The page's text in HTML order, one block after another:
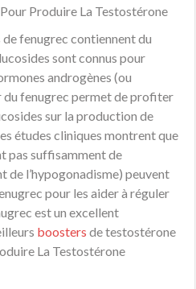
Produire La Testostérone
fenugrec contiennent du
sont connus pour
androgènes (ou
du fenugrec permet de profiter
sur la production de
études cliniques montrent que
pas suffisamment de
l’hypogonadisme) peuvent
pour les aider à réguler
est un excellent
boosters de testostérone
La Testostérone